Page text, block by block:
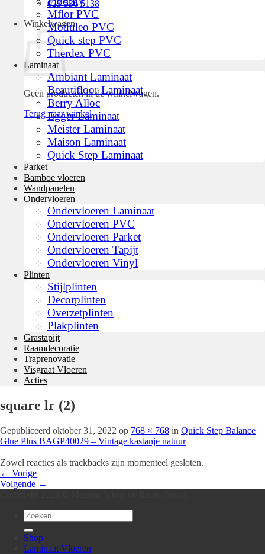
023 536 5138
Winkelwagen
Geen producten in de winkelwagen.
Terug naar winkel
Mflor PVC
Moduleo PVC
Quick step PVC
Therdex PVC
Laminaat
Ambiant Laminaat
Beautifloor Laminaat
Berry Alloc
Egger Laminaat
Meister Laminaat
Maison Laminaat
Quick Step Laminaat
Parket
Bamboe vloeren
Wandpanelen
Ondervloeren
Ondervloeren Laminaat
Ondervloeren PVC
Ondervloeren Parket
Ondervloeren Tapijt
Ondervloeren Vinyl
Plinten
Stijlplinten
Decorplinten
Overzetplinten
Plakplinten
Grastapijt
Raamdecoratie
Traprenovatie
Visgraat Vloeren
Acties
square lr (2)
Gepubliceerd oktober 31, 2022 op 768 × 768 in Quick Step Balance
Glue Plus BAGP40029 – Vintage kastanje natuur
Zowel reacties als trackbacks zijn momenteel gesloten.
← Vorige
Volgende →
Zoeken
naar:
Shop
Laminaat Vloeren